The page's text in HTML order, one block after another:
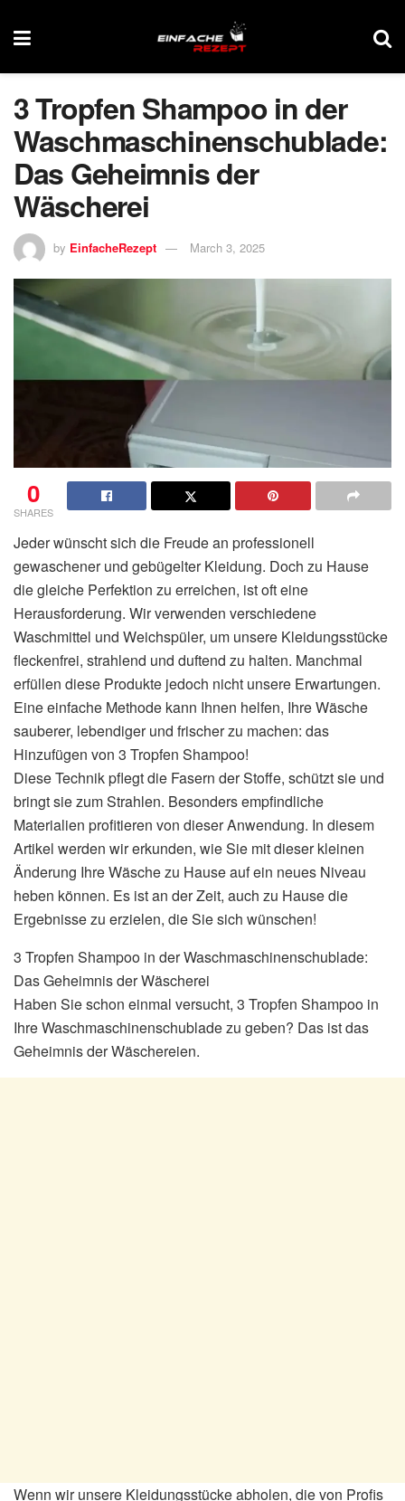
3 Tropfen Shampoo in der
Waschmaschinenschublade:
Das Geheimnis der
Wäscherei
by EinfacheRezept March 3, 2025
0
SHARES
Jeder wünscht sich die Freude an professionell
gewaschener und gebügelter Kleidung. Doch zu Hause
die gleiche Perfektion zu erreichen, ist oft eine
Herausforderung. Wir verwenden verschiedene
Waschmittel und Weichspüler, um unsere Kleidungsstücke
fleckenfrei, strahlend und duftend zu halten. Manchmal
erfüllen diese Produkte jedoch nicht unsere Erwartungen.
Eine einfache Methode kann Ihnen helfen, Ihre Wäsche
sauberer, lebendiger und frischer zu machen: das
Hinzufügen von 3 Tropfen Shampoo!
Diese Technik pflegt die Fasern der Stoffe, schützt sie und
bringt sie zum Strahlen. Besonders empfindliche
Materialien profitieren von dieser Anwendung. In diesem
Artikel werden wir erkunden, wie Sie mit dieser kleinen
Änderung Ihre Wäsche zu Hause auf ein neues Niveau
heben können. Es ist an der Zeit, auch zu Hause die
Ergebnisse zu erzielen, die Sie sich wünschen!
3 Tropfen Shampoo in der Waschmaschinenschublade:
Das Geheimnis der Wäscherei
Haben Sie schon einmal versucht, 3 Tropfen Shampoo in
Ihre Waschmaschinenschublade zu geben? Das ist das
Geheimnis der Wäschereien.
Wenn wir unsere Kleidungsstücke abholen, die von Profis